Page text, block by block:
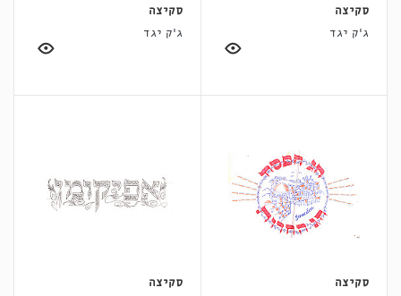
סקיצה
ג'ק יגד
סקיצה
ג'ק יגד
סקיצה
סקיצה